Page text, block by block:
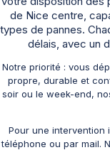
de Nice centre,
types de pannes.
délais, avec un
Notre priorité : vous
propre, durable et
soir ou le week-end,
Pour une intervention
téléphone ou par mail.